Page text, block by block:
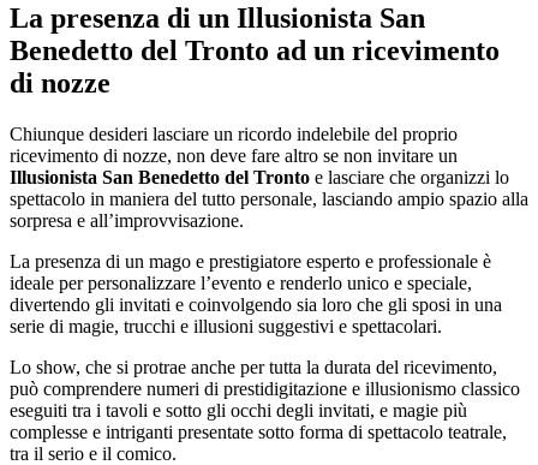
La presenza di un Illusionista San
Benedetto del Tronto ad un ricevimento
di nozze
Chiunque desideri lasciare un ricordo indelebile del proprio
ricevimento di nozze, non deve fare altro se non invitare un
Illusionista San Benedetto del Tronto e lasciare che organizzi lo
spettacolo in maniera del tutto personale, lasciando ampio spazio alla
sorpresa e all’improvvisazione.
La presenza di un mago e prestigiatore esperto e professionale è
ideale per personalizzare l’evento e renderlo unico e speciale,
divertendo gli invitati e coinvolgendo sia loro che gli sposi in una
serie di magie, trucchi e illusioni suggestivi e spettacolari.
Lo show, che si protrae anche per tutta la durata del ricevimento,
può comprendere numeri di prestidigitazione e illusionismo classico
eseguiti tra i tavoli e sotto gli occhi degli invitati, e magie più
complesse e intriganti presentate sotto forma di spettacolo teatrale,
tra il serio e il comico.